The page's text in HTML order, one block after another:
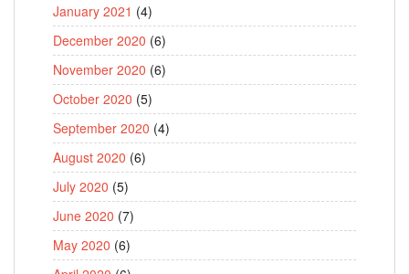
January 2021 (4)
December 2020 (6)
November 2020 (6)
October 2020 (5)
September 2020 (4)
August 2020 (6)
July 2020 (5)
June 2020 (7)
May 2020 (6)